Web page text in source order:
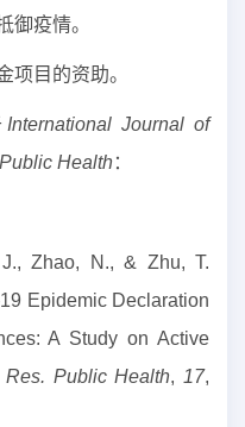
御疫情。
项目的资助。
International Journal of
Health：
Zhao, N., & Zhu, T.
Epidemic Declaration
A Study on Active
Res. Public Health, 17,